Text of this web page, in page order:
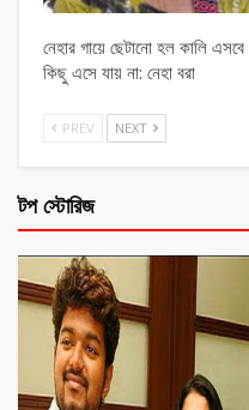
নেহার গায়ে ছেটানো হল কালি এসবে
কিছু এসে যায় না: নেহা বরা
PREV NEXT
টপ স্টোরিজ